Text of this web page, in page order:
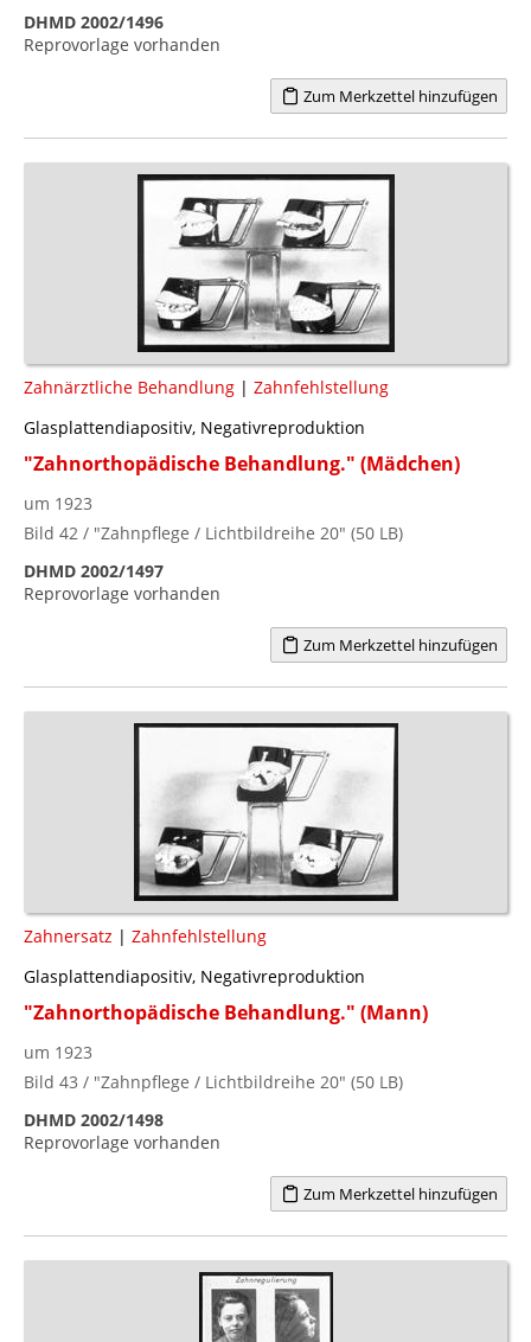
DHMD 2002/1496
Reprovorlage vorhanden
Zum Merkzettel hinzufügen
Zahnärztliche Behandlung | Zahnfehlstellung
Glasplattendiapositiv, Negativreproduktion
"Zahnorthopädische Behandlung." (Mädchen)
um 1923
Bild 42 / "Zahnpflege / Lichtbildreihe 20" (50 LB)
DHMD 2002/1497
Reprovorlage vorhanden
Zum Merkzettel hinzufügen
Zahnersatz | Zahnfehlstellung
Glasplattendiapositiv, Negativreproduktion
"Zahnorthopädische Behandlung." (Mann)
um 1923
Bild 43 / "Zahnpflege / Lichtbildreihe 20" (50 LB)
DHMD 2002/1498
Reprovorlage vorhanden
Zum Merkzettel hinzufügen